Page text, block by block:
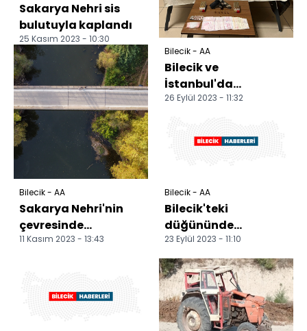
Sakarya Nehri sis
bulutuyla kaplandı
25 Kasım 2023 - 10:30
Bilecik - AA
Sakarya Nehri'nin
çevresinde
sonbahar renkleri
11 Kasım 2023 - 13:43
Bilecik - AA
Bilecik ve
İstanbul'da
uyuşturucu
şüpheli yakalandı
26 Eylül 2023 - 11:32
Bilecik - AA
Bilecik'teki
düğününde
çeşmede
ıslanmaktan
kurtulan damat
leğende çamaşır y...
23 Eylül 2023 - 11:10